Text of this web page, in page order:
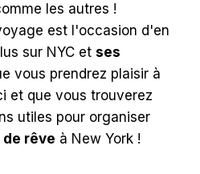
les autres !
est l'occasion d'en
sur NYC et ses
vous prendrez plaisir à
et que vous trouverez
utiles pour organiser
rêve à New York !